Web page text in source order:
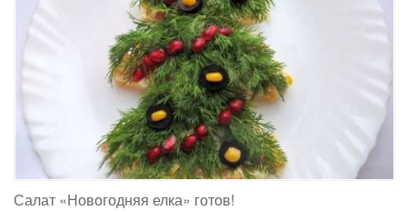
Салат «Новогодняя елка» готов!